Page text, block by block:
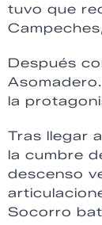
tuvo que
Después
la
Tras llegar
la cumbre
descenso
Socorro